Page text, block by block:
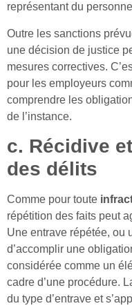
représentant du
Outre les sanctions
une décision de justice
mesures correctives.
pour les employeurs
comprendre les
de l’instance.
c. Récidive
des délits
Comme pour toute
répétition des faits peut
Une entrave répétée, ou
d’accomplir une
considérée comme un
cadre d’une procédure.
du type d’entrave et